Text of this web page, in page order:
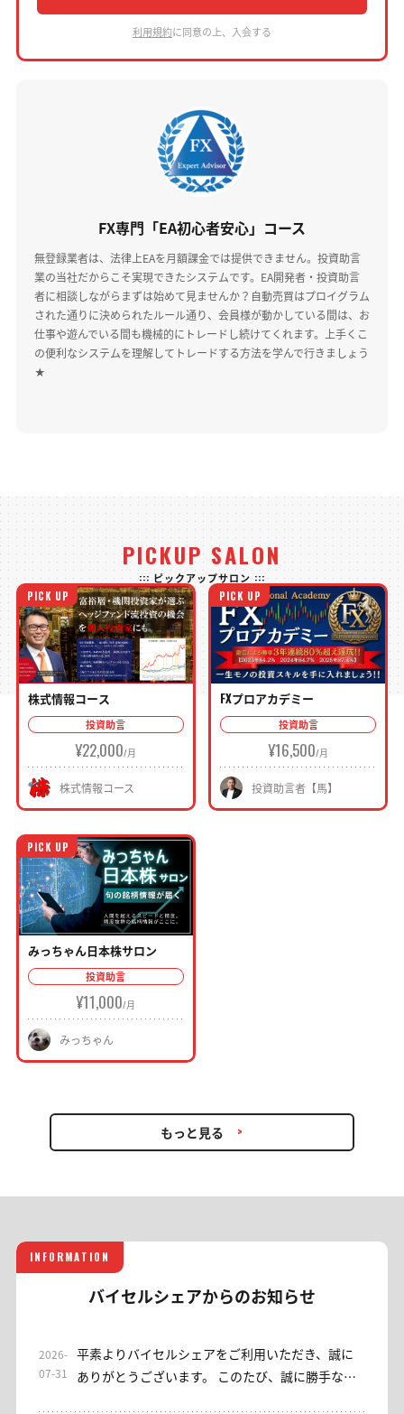
利用規約に同意の上、入会する
FX専門「EA初心者安心」コース
無登録業者は、法律上EAを月額課金では提供できません。投資助言
業の当社だからこそ実現できたシステムです。EA開発者・投資助言
者に相談しながらまずは始めて見ませんか？自動売買はプロイグラム
された通りに決められたルール通り、会員様が動かしている間は、お
仕事や遊んでいる間も機械的にトレードし続けてくれます。上手くこ
の便利なシステムを理解してトレードする方法を学んで行きましょう
★
PICKUP SALON
::: ピックアップサロン :::
PICK UP
株式情報コース
投資助言
¥22,000
株式情報コース
PICK UP
FXプロアカデミー
投資助言
¥16,500
投資助言者【馬】
PICK UP
みっちゃん日本株サロン
投資助言
¥11,000
みっちゃん
もっと見る
INFORMATION
バイセルシェアからのお知らせ
2026-
07-31
平素よりバイセルシェアをご利用いただき、誠に
ありがとうございます。 このたび、誠に勝手なが